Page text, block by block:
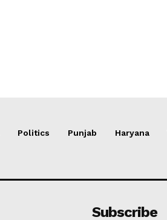
Politics Punjab Haryana
Subscribe